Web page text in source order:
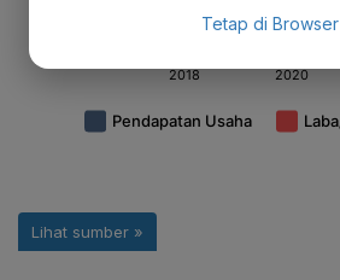
Tetap di Browser